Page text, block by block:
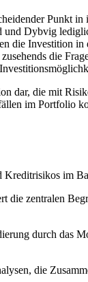
Punkt
Dybvig
die Investition
die
dar, die mit
im Portfolio
im
die zentralen
durch das
die